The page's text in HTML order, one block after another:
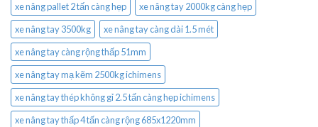
xe nâng pallet 2 tấn càng hẹp
xe nâng tay 2000kg càng hẹp
xe nâng tay 3500kg
xe nâng tay càng dài 1.5 mét
xe nâng tay càng rộng thấp 51mm
xe nâng tay mạ kẽm 2500kg ichimens
xe nâng tay thép không gỉ 2.5 tấn càng hẹp ichimens
xe nâng tay thấp 4 tấn càng rộng 685x1220mm